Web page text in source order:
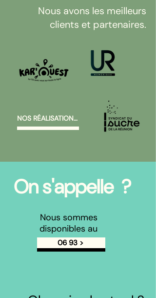
Nous avons les meilleurs
clients et partenaires.
NOS RÉALISATIONS >
On s'appelle ?
Nous sommes
disponibles au
06 93 >